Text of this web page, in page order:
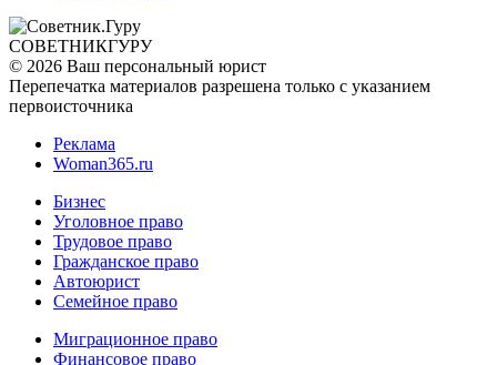
СОВЕТНИКГУРУ
© 2026 Ваш персональный юрист
Перепечатка материалов разрешена только с указанием
первоисточника
Реклама
Woman365.ru
Бизнес
Уголовное право
Трудовое право
Гражданское право
Автоюрист
Семейное право
Миграционное право
Финансовое право